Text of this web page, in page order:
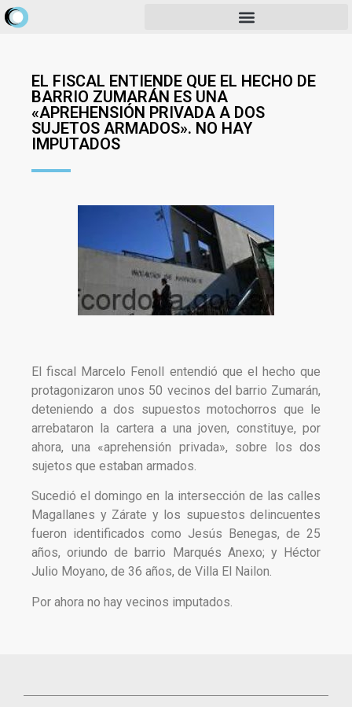
EL FISCAL ENTIENDE QUE EL HECHO DE
BARRIO ZUMARÁN ES UNA
«APREHENSIÓN PRIVADA A DOS
SUJETOS ARMADOS». NO HAY
IMPUTADOS
El fiscal Marcelo Fenoll entendió que el hecho que
protagonizaron unos 50 vecinos del barrio Zumarán,
deteniendo a dos supuestos motochorros que le
arrebataron la cartera a una joven, constituye, por
ahora, una «aprehensión privada», sobre los dos
sujetos que estaban armados.
Sucedió el domingo en la intersección de las calles
Magallanes y Zárate y los supuestos delincuentes
fueron identificados como Jesús Benegas, de 25
años, oriundo de barrio Marqués Anexo; y Héctor
Julio Moyano, de 36 años, de Villa El Nailon.
Por ahora no hay vecinos imputados.